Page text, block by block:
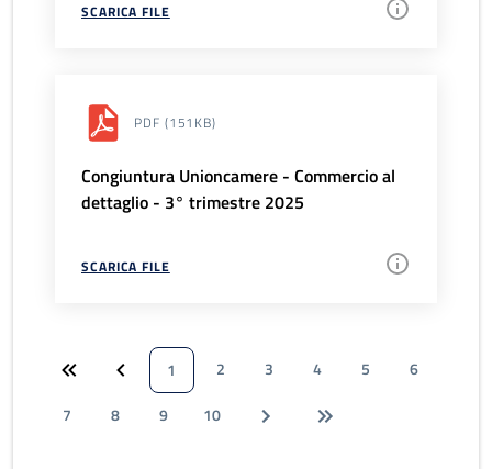
SCARICA FILE
PDF (151KB)
Congiuntura Unioncamere - Commercio al
dettaglio - 3° trimestre 2025
SCARICA FILE
1 2 3 4 5
6
7
8 9 10